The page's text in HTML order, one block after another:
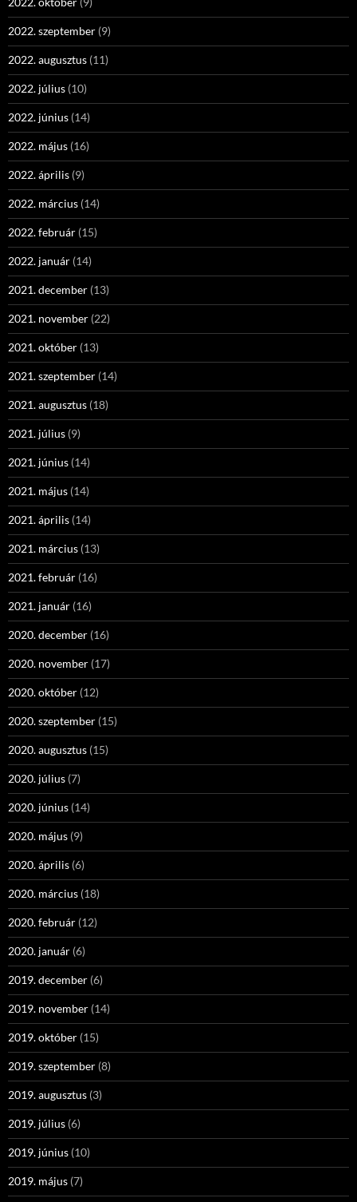
2022. szeptember (9)
2022. augusztus (11)
2022. július (10)
2022. június (14)
2022. május (16)
2022. április (9)
2022. március (14)
2022. február (15)
2022. január (14)
2021. december (13)
2021. november (22)
2021. október (13)
2021. szeptember (14)
2021. augusztus (18)
2021. július (9)
2021. június (14)
2021. május (14)
2021. április (14)
2021. március (13)
2021. február (16)
2021. január (16)
2020. december (16)
2020. november (17)
2020. október (12)
2020. szeptember (15)
2020. augusztus (15)
2020. július (7)
2020. június (14)
2020. május (9)
2020. április (6)
2020. március (18)
2020. február (12)
2020. január (6)
2019. december (6)
2019. november (14)
2019. október (15)
2019. szeptember (8)
2019. augusztus (3)
2019. július (6)
2019. június (10)
2019. május (7)